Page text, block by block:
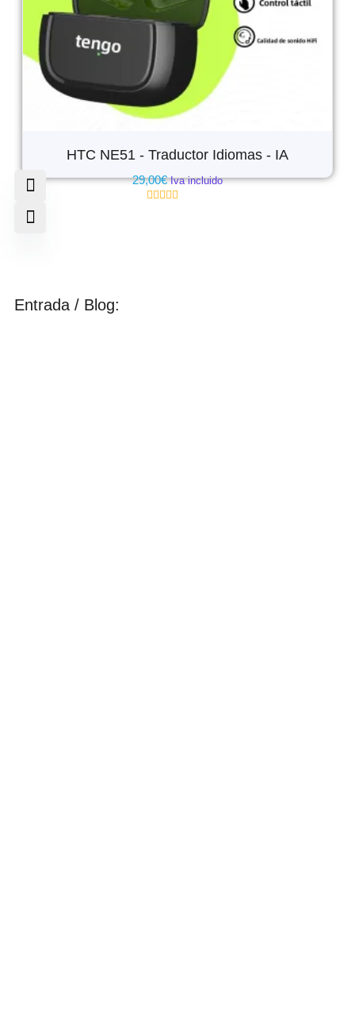
HTC NE51 - Traductor Idiomas - IA
29,00€ Iva incluido
Entrada / Blog: